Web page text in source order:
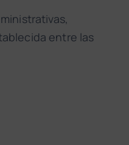
entre las